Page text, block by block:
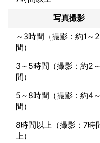
ご参考にしていただければと
【クライアント一例】
日本テレビ放送網株式会社
株式会社フジテレビジョン
株式会社テレビ朝日
関西テレビ放送株式会社
株式会社メディアミックス・
株式会社共同テレビジョン
株式会社テレパック
写真撮影
～3時間（撮影：約1～
間）
3～5時間（撮影：約2
間）
5～8時間（撮影：約4
間）
8時間以上（撮影：7時
上）